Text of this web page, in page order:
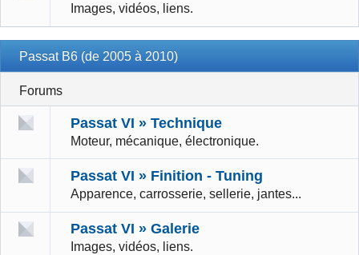
Images, vidéos, liens.
Passat B6 (de 2005 à 2010)
Forums
Passat VI » Technique
Moteur, mécanique, électronique.
Passat VI » Finition - Tuning
Apparence, carrosserie, sellerie, jantes...
Passat VI » Galerie
Images, vidéos, liens.